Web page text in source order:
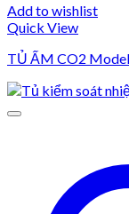
Add to wishlist
Quick View
TỦ ẤM CO2